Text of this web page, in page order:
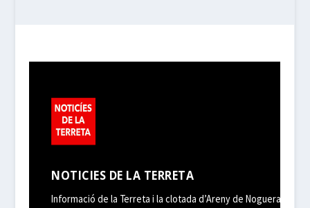
NOTICIES DE LA TERRETA
Informació de la Terreta i la clotada d’Areny de Noguera,